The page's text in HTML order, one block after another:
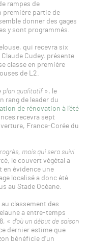
rampes de
première partie de
donner des gages
y sont programmés.
qui recevra six
Cudey, présente
classe en première
de L2.
plan qualitatif», le
rang de leader du
de rénovation à l’été
recevra sept
France-Corée du
mais qui sera suivi
le couvert végétal a
en évidence une
localisé a donc été
au Stade Océane.
classement des
a entre-temps
« d’où un début de saison
dernier estime que
bénéficie d’un